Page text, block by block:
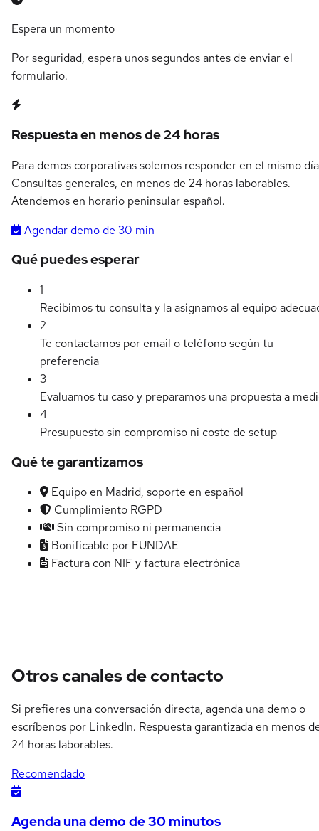
Espera un momento
Por seguridad, espera unos segundos antes de enviar el
formulario.
Respuesta en menos de 24 horas
Para demos corporativas solemos responder en el mismo
Consultas generales, en menos de 24 horas laborables.
Atendemos en horario peninsular español.
Agendar demo de 30 min
Qué puedes esperar
1
Recibimos tu consulta y la asignamos al equipo
2
Te contactamos por email o teléfono según tu
preferencia
3
Evaluamos tu caso y preparamos una propuesta a
4
Presupuesto sin compromiso ni coste de setup
Qué te garantizamos
Equipo en Madrid, soporte en español
Cumplimiento RGPD
Sin compromiso ni permanencia
Bonificable por FUNDAE
Factura con NIF y factura electrónica
Otros canales de contacto
Si prefieres una conversación directa, agenda una demo o
escríbenos por LinkedIn. Respuesta garantizada en menos
24 horas laborables.
Recomendado
Agenda una demo de 30 minutos